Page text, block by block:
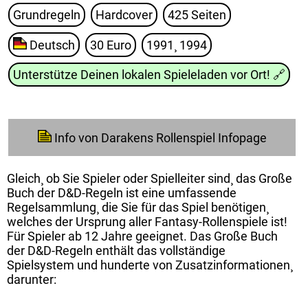
Grundregeln Hardcover 425 Seiten
Deutsch 30 Euro 1991¸ 1994
Unterstütze Deinen lokalen Spieleladen vor Ort! 🔗
Info von Darakens Rollenspiel Infopage
Gleich¸ ob Sie Spieler oder Spielleiter sind¸ das Große
Buch der D&D-Regeln ist eine umfassende
Regelsammlung¸ die Sie für das Spiel benötigen¸
welches der Ursprung aller Fantasy-Rollenspiele ist!
Für Spieler ab 12 Jahre geeignet. Das Große Buch
der D&D-Regeln enthält das vollständige
Spielsystem und hunderte von Zusatzinformationen¸
darunter: